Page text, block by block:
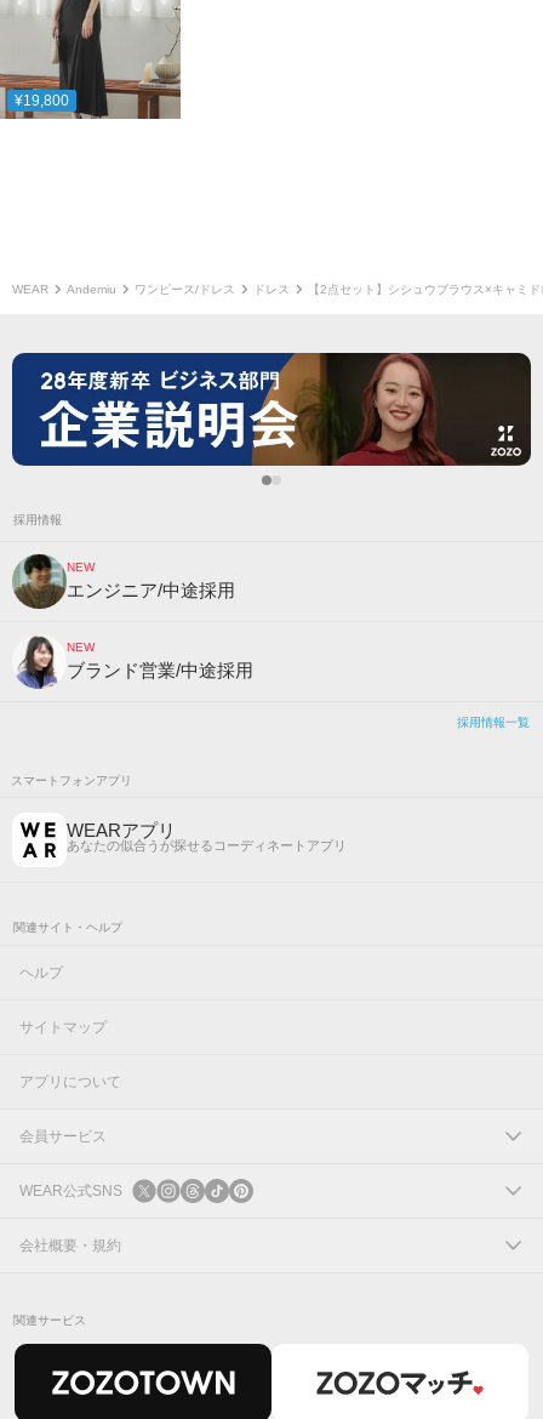
¥19,800
WEAR Andemiu ワンピース/ドレス ドレス 【2点セット】シシュウブラウス×キャミ
採用情報
NEW
エンジニア/中途採用
NEW
ブランド営業/中途採用
採用情報一覧
スマートフォンアプリ
WEARアプリ
あなたの似合うが探せるコーディネートアプリ
関連サイト・ヘルプ
ヘルプ
サイトマップ
アプリについて
会員サービス
ログイン
新規会員登録
WEAR公式SNS
X
会社概要・規約
関連サービス